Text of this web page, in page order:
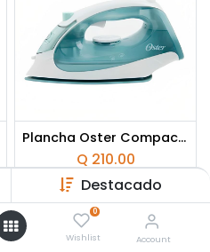
Destacado
0
Wishlist Account
Plancha Oster Compacta para Ropa de Vapor Suela Antiadherente Menta
Q 210.00